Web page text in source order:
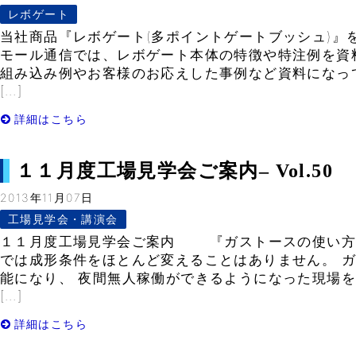
レボゲート
当社商品『レボゲート(多ポイントゲートブッシュ)』
モール通信では、レボゲート本体の特徴や特注例を
組み込み例やお客様のお応えした事例など資料にな
[…]
詳細はこちら
１１月度工場見学会ご案内– Vol.50
2013年11月07日
工場見学会・講演会
１１月度工場見学会ご案内 『ガストースの使い方
では成形条件をほとんど変えることはありません。
能になり、 夜間無人稼働ができるようになった現場
[…]
詳細はこちら